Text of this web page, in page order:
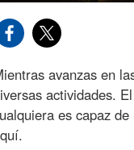
avanzas en
actividades.
es capaz